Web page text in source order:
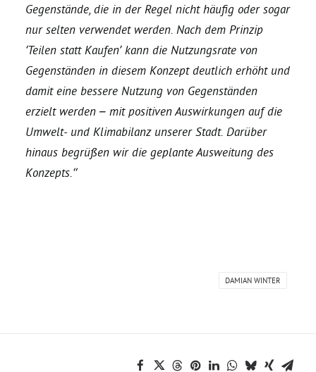
Aktiv werden
Termine
Arbeitsgruppen
Mitglied werden
Gegenstände, die in der Regel nicht häufig oder sogar
nur selten verwendet werden. Nach dem Prinzip
‘Teilen statt Kaufen’ kann die Nutzungsrate von
Gegenständen in diesem Konzept deutlich erhöht und
damit eine bessere Nutzung von Gegenständen
erzielt werden – mit positiven Auswirkungen auf die
Umwelt- und Klimabilanz unserer Stadt. Darüber
hinaus begrüßen wir die geplante Ausweitung des
Konzepts.“
DAMIAN WINTER